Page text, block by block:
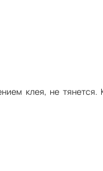
клея, не тянется.